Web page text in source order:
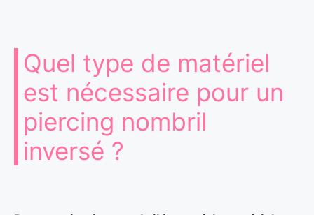
Quel type de matériel
est nécessaire pour un
piercing nombril
inversé ?